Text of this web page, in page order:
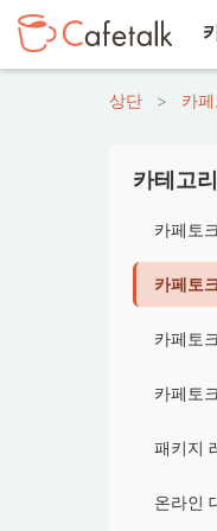
상단 > 카
카테고리
카페토
카페토
카페토
카페토
패키지
온라인